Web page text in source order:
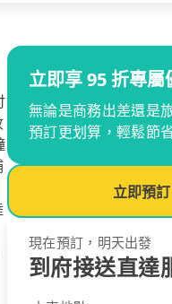
立即享 95 折專屬
無論是商務出差還是
預訂更划算，輕鬆節
立即預
現在預訂，明天出發
到府接送直達